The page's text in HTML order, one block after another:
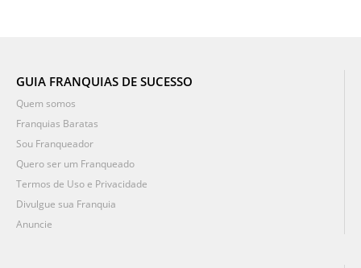
GUIA FRANQUIAS DE SUCESSO
Quem somos
Franquias Baratas
Sou Franqueador
Quero ser um Franqueado
Termos de Uso e Privacidade
Divulgue sua Franquia
Anuncie